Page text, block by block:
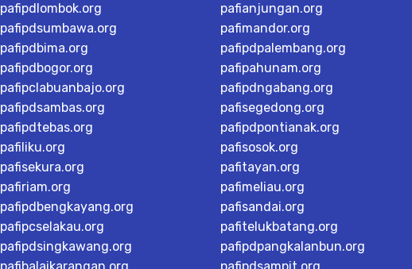
pafipdlombok.org
pafipdsumbawa.org
pafipdbima.org
pafipdbogor.org
pafipclabuanbajo.org
pafipdsambas.org
pafipdtebas.org
pafiliku.org
pafisekura.org
pafiriam.org
pafipdbengkayang.org
pafipcselakau.org
pafipdsingkawang.org
pafianjungan.org
pafimandor.org
pafipdpalembang.org
pafipahunam.org
pafipdngabang.org
pafisegedong.org
pafipdpontianak.org
pafisosok.org
pafitayan.org
pafimeliau.org
pafisandai.org
pafitelukbatang.org
pafipdpangkalanbun.org